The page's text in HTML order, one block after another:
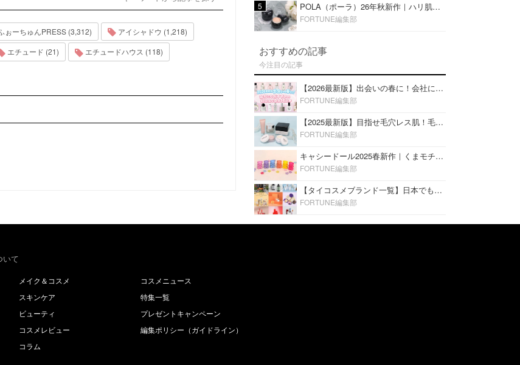
ぉーちゅんPRESS (3,312)
アイシャドウ (1,218)
エチュード (21)
エチュードハウス (118)
5 POLA（ポーラ）26年秋新作｜ハリ肌を叶える『B.A デイ プランプ ファンデーション』を口コミ
FORTUNE編集部
おすすめの記事
今注目の記事
【2026最新版】出会いの春に！会社にもおすすめの好印象な香水14選♡ビジネスの場での香水マナーも
FORTUNE編集部
【2025最新版】目指せ毛穴レス肌！毛穴を埋めて隠す「おすすめ部分用下地＆プライマー」ランキング♡
FORTUNE編集部
キャシードール2025春新作｜くまモチーフのミニリップ「シャイニーベア リップモイスト」をレビュー♡
FORTUNE編集部
【タイコスメブランド一覧】日本でも人気沸騰中の“タイコスメ”ブランド20選！
FORTUNE編集部
いて
メイク＆コスメ
スキンケア
ビューティ
コスメレビュー
コラム
コスメニュース
特集一覧
プレゼントキャンペーン
編集ポリシー（ガイドライン）